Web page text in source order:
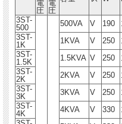
電
圧
電
圧
3ST-
500
500VA V 190
3ST-
1K
1KVA V 250
3ST-
1.5K
1.5KVA V 250
3ST-
2K
2KVA V 250
3ST-
3K
3KVA V 250
3ST-
4K
4KVA V 330